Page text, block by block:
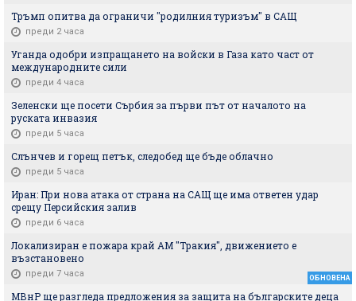
Тръмп опитва да ограничи "родилния туризъм" в САЩ
преди 2 часа
Уганда одобри изпращането на войски в Газа като част от
международните сили
преди 4 часа
Зеленски ще посети Сърбия за първи път от началото на
руската инвазия
преди 5 часа
Слънчев и горещ петък, следобед ще бъде облачно
преди 5 часа
Иран: При нова атака от страна на САЩ ще има ответен удар
срещу Персийския залив
преди 6 часа
Локализиран е пожара край АМ "Тракия", движението е
възстановено
преди 7 часа ОБНОВЕНА
МВнР ще разгледа предложения за защита на българските деца